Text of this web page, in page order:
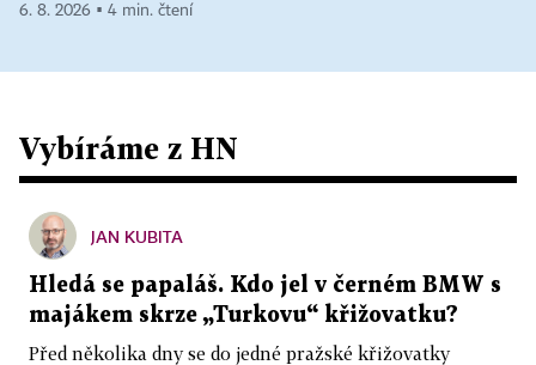
6. 8. 2026 ▪ 4 min. čtení
Vybíráme z HN
JAN KUBITA
Hledá se papaláš. Kdo jel v černém BMW s
majákem skrze „Turkovu“ křižovatku?
Před několika dny se do jedné pražské křižovatky